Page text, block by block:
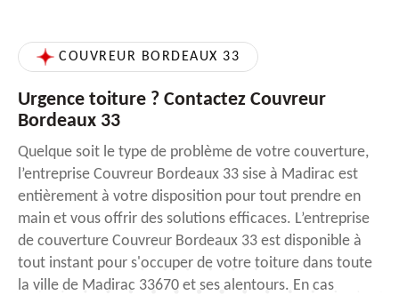
COUVREUR BORDEAUX 33
Urgence toiture ? Contactez Couvreur
Bordeaux 33
Quelque soit le type de problème de votre couverture,
l’entreprise Couvreur Bordeaux 33 sise à Madirac est
entièrement à votre disposition pour tout prendre en
main et vous offrir des solutions efficaces. L’entreprise
de couverture Couvreur Bordeaux 33 est disponible à
tout instant pour s'occuper de votre toiture dans toute
la ville de Madirac 33670 et ses alentours. En cas